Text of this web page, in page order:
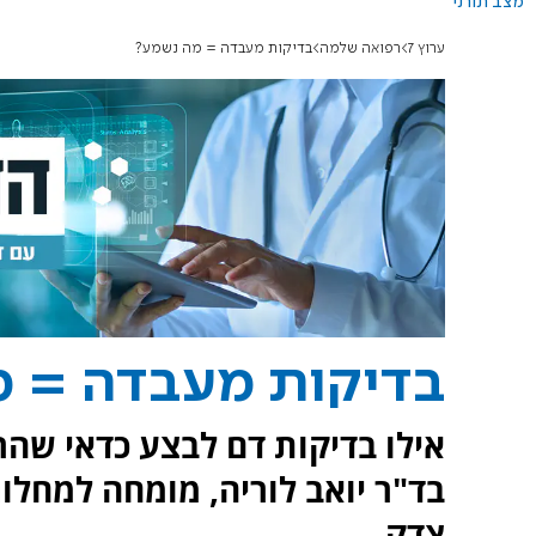
ערוץ 7 רפואה שלמה בדיקות מעבדה = מה נשמע?
בדיקות מעבדה =
אילו בדיקות דם לבצע כדאי
בד"ר יואב לוריה, מומחה